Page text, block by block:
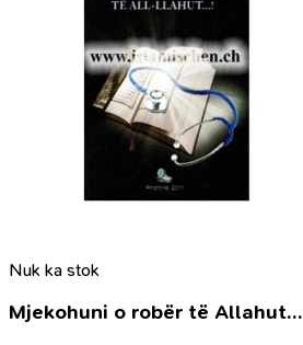
Nuk ka stok
Mjekohuni o robër të Allahut…